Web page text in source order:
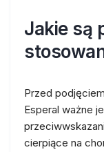
Jakie są
Przed
Esperal ważne
cierpiące na